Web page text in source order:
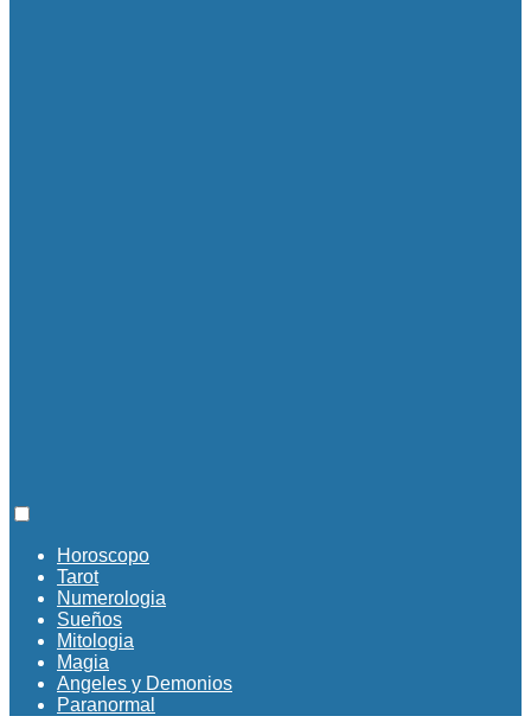
Horoscopo
Tarot
Numerologia
Sueños
Mitologia
Magia
Angeles y Demonios
Paranormal